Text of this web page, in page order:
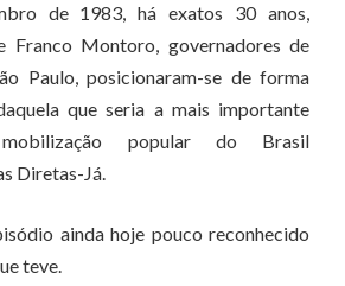
de 1983, há exatos 30 anos,
Franco Montoro, governadores de
Paulo, posicionaram-se de forma
que seria a mais importante
popular do Brasil
Diretas-Já.
ainda hoje pouco reconhecido
teve.